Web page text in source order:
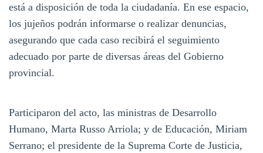
está a disposición de toda la ciudadanía. En ese espacio,
los jujeños podrán informarse o realizar denuncias,
asegurando que cada caso recibirá el seguimiento
adecuado por parte de diversas áreas del Gobierno
provincial.
Participaron del acto, las ministras de Desarrollo
Humano, Marta Russo Arriola; y de Educación, Miriam
Serrano; el presidente de la Suprema Corte de Justicia,